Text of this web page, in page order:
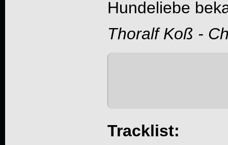
Hundeliebe
Thoralf Koß -
Tracklist: